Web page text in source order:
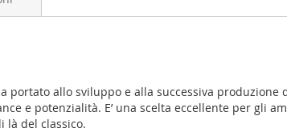
portato allo sviluppo e alla successiva
e potenzialità. E’ una scelta eccellente per gli
là del classico.